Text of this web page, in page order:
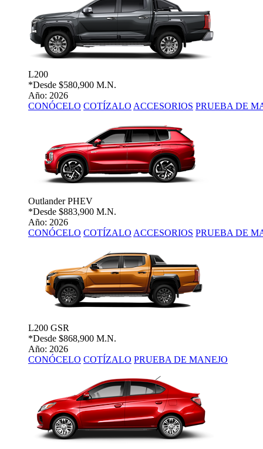
L200
*Desde $580,900 M.N.
Año: 2026
CONÓCELO COTÍZALO ACCESORIOS PRUEBA DE
Outlander PHEV
*Desde $883,900 M.N.
Año: 2026
CONÓCELO COTÍZALO ACCESORIOS PRUEBA DE
L200 GSR
*Desde $868,900 M.N.
Año: 2026
CONÓCELO COTÍZALO PRUEBA DE MANEJO